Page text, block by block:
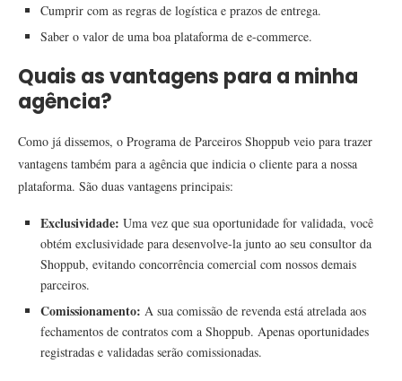
Cumprir com as regras de logística e prazos de entrega.
Saber o valor de uma boa plataforma de e-commerce.
Quais as vantagens para a minha
agência?
Como já dissemos, o Programa de Parceiros Shoppub veio para trazer
vantagens também para a agência que indicia o cliente para a nossa
plataforma. São duas vantagens principais:
Exclusividade: Uma vez que sua oportunidade for validada, você
obtém exclusividade para desenvolve-la junto ao seu consultor da
Shoppub, evitando concorrência comercial com nossos demais
parceiros.
Comissionamento: A sua comissão de revenda está atrelada aos
fechamentos de contratos com a Shoppub. Apenas oportunidades
registradas e validadas serão comissionadas.